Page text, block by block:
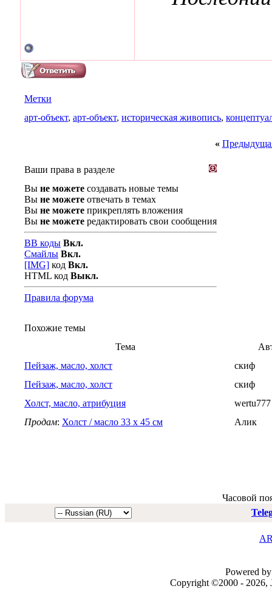
Метки
арт-объект, арт-объект, историческая живопись,
«
Ваши права в разделе
Вы не можете создавать новые темы
Вы не можете отвечать в темах
Вы не можете прикреплять вложения
Вы не можете редактировать свои сообщения
BB коды Вкл.
Смайлы Вкл.
[IMG] код Вкл.
HTML код Выкл.
Правила форума
Похожие темы
Тема
Пейзаж, масло, холст
скиф
Пейзаж, масло, холст
скиф
Холст, масло, атрибуция
wertu777
Продам: Холст / масло 33 х 45 см Алик
Часовой
Powered
Copyright ©2000 - 2026,